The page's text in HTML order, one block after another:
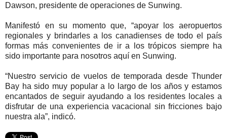
Dawson, presidente de operaciones de Sunwing.
Manifestó en su momento que, “apoyar los aeropuertos
regionales y brindarles a los canadienses de todo el país
formas más convenientes de ir a los trópicos siempre ha
sido importante para nosotros aquí en Sunwing.
“Nuestro servicio de vuelos de temporada desde Thunder
Bay ha sido muy popular a lo largo de los años y estamos
encantados de seguir ayudando a los residentes locales a
disfrutar de una experiencia vacacional sin fricciones bajo
nuestra ala”, indicó.